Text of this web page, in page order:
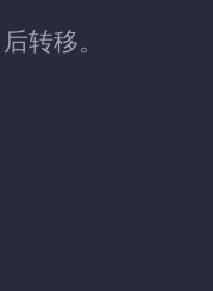
转移。